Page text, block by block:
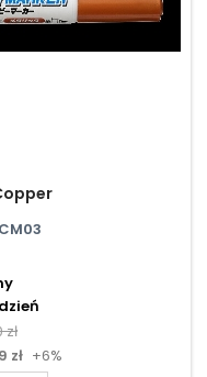
zł
zł +6%